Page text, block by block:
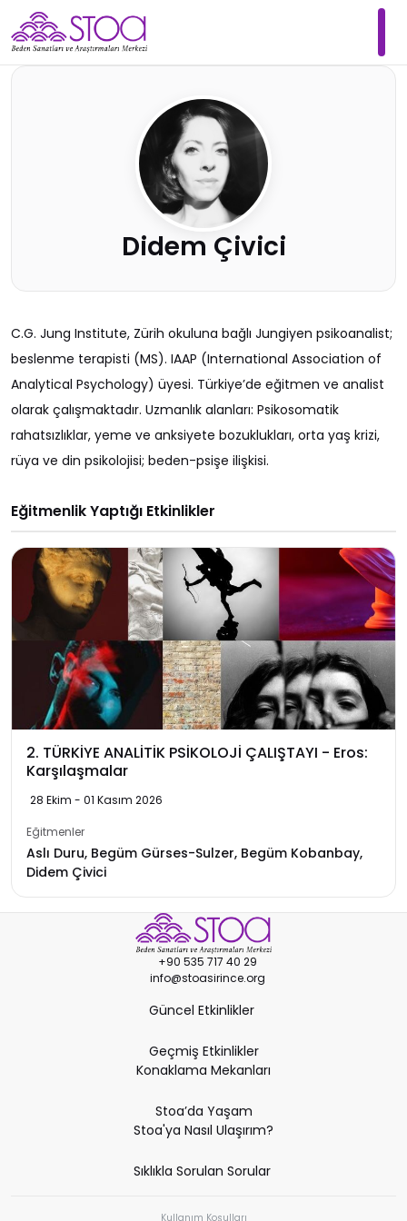
Didem Çivici
C.G. Jung Institute, Zürih okuluna bağlı Jungiyen psikoanalist;
beslenme terapisti (MS). IAAP (International Association of
Analytical Psychology) üyesi. Türkiye’de eğitmen ve analist
olarak çalışmaktadır. Uzmanlık alanları: Psikosomatik
rahatsızlıklar, yeme ve anksiyete bozuklukları, orta yaş krizi,
rüya ve din psikolojisi; beden-psişe ilişkisi.
Eğitmenlik Yaptığı Etkinlikler
2. TÜRKİYE ANALİTİK PSİKOLOJİ ÇALIŞTAYI - Eros:
Karşılaşmalar
28 Ekim - 01 Kasım 2026
Eğitmenler
Aslı Duru, Begüm Gürses-Sulzer, Begüm Kobanbay,
Didem Çivici
+90 535 717 40 29
info@stoasirince.org
Güncel Etkinlikler
Geçmiş Etkinlikler
Konaklama Mekanları
Stoa’da Yaşam
Stoa'ya Nasıl Ulaşırım?
Sıklıkla Sorulan Sorular
Kullanım Koşulları